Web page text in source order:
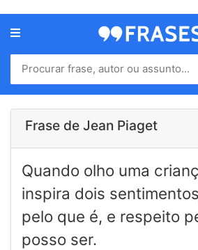
Menu
Home
Autores
de
Contato
Frase de Jean Piaget
Quando olho uma
inspira dois
pelo que é, e respeito
posso ser.